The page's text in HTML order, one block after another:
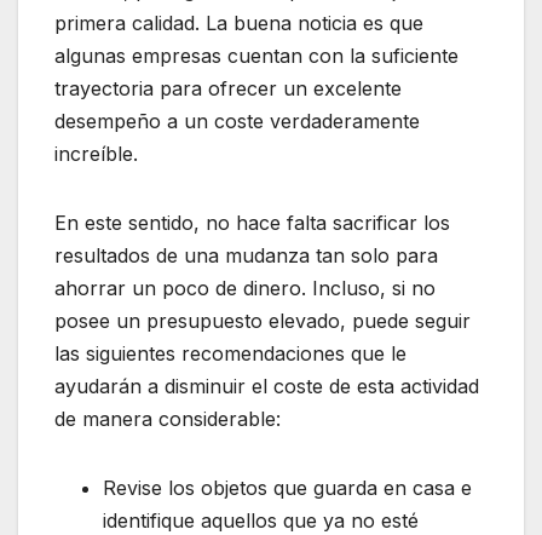
primera calidad. La buena noticia es que
algunas empresas cuentan con la suficiente
trayectoria para ofrecer un excelente
desempeño a un coste verdaderamente
increíble.
En este sentido, no hace falta sacrificar los
resultados de una mudanza tan solo para
ahorrar un poco de dinero. Incluso, si no
posee un presupuesto elevado, puede seguir
las siguientes recomendaciones que le
ayudarán a disminuir el coste de esta actividad
de manera considerable:
Revise los objetos que guarda en casa e
identifique aquellos que ya no esté